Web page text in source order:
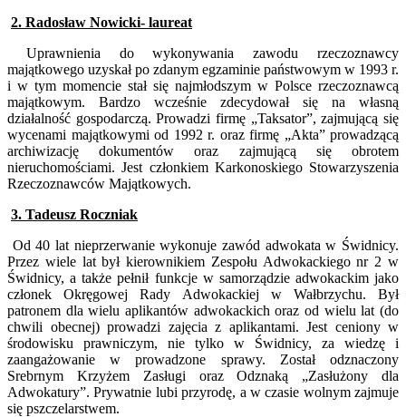
2. Radosław Nowicki- laureat
Uprawnienia do wykonywania zawodu rzeczoznawcy
majątkowego uzyskał po zdanym egzaminie państwowym w 1993 r.
i w tym momencie stał się najmłodszym w Polsce rzeczoznawcą
majątkowym. Bardzo wcześnie zdecydował się na własną
działalność gospodarczą. Prowadzi firmę „Taksator”, zajmującą się
wycenami majątkowymi od 1992 r. oraz firmę „Akta” prowadzącą
archiwizację dokumentów oraz zajmującą się obrotem
nieruchomościami. Jest członkiem Karkonoskiego Stowarzyszenia
Rzeczoznawców Majątkowych.
3. Tadeusz Roczniak
Od 40 lat nieprzerwanie wykonuje zawód adwokata w Świdnicy.
Przez wiele lat był kierownikiem Zespołu Adwokackiego nr 2 w
Świdnicy, a także pełnił funkcje w samorządzie adwokackim jako
członek Okręgowej Rady Adwokackiej w Wałbrzychu. Był
patronem dla wielu aplikantów adwokackich oraz od wielu lat (do
chwili obecnej) prowadzi zajęcia z aplikantami. Jest ceniony w
środowisku prawniczym, nie tylko w Świdnicy, za wiedzę i
zaangażowanie w prowadzone sprawy. Został odznaczony
Srebrnym Krzyżem Zasługi oraz Odznaką „Zasłużony dla
Adwokatury”. Prywatnie lubi przyrodę, a w czasie wolnym zajmuje
się pszczelarstwem.